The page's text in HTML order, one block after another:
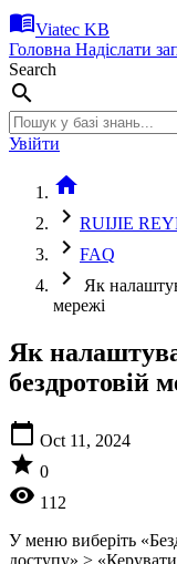
menu_bookViatec KB
Головна Надіслати
Search
search
Увійти
home
chevron_right RUIJIE
chevron_right FAQ
chevron_right
Як
мережі
Як
бездротовій
calendar_today Oct 11, 2024
star 0
visibility 112
У меню виберіть
доступу» >